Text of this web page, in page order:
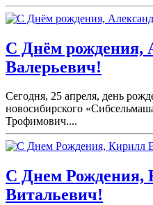
С Днём рождения,
Валерьевич!
Сегодня, 25 апреля, день
новосибирского
Трофимович....
С Днем Рождения,
Витальевич!